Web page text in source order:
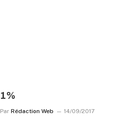
1%
Par Rédaction Web 14/09/2017